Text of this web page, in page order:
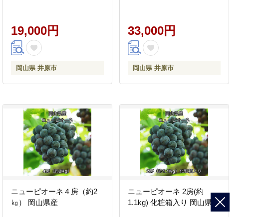
19,000円
岡山県 井原市
33,000円
岡山県 井原市
ニューピオーネ４房（約2
㎏） 岡山県産
ニューピオーネ 2房(約
1.1kg) 化粧箱入り 岡山県産